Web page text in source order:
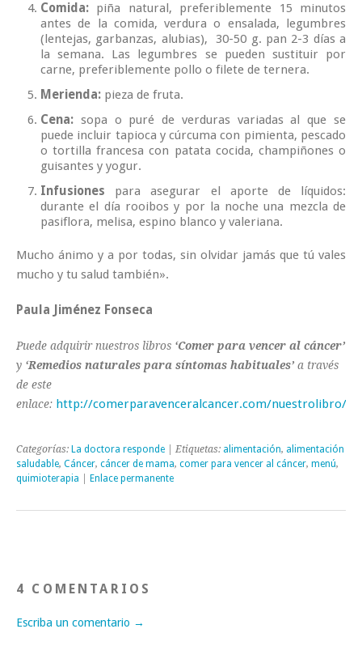
Comida: piña natural, preferiblemente 15 minutos
antes de la comida, verdura o ensalada, legumbres
(lentejas, garbanzas, alubias), 30-50 g. pan 2-3 días a
la semana. Las legumbres se pueden sustituir por
carne, preferiblemente pollo o filete de ternera.
Merienda: pieza de fruta.
Cena: sopa o puré de verduras variadas al que se
puede incluir tapioca y cúrcuma con pimienta, pescado
o tortilla francesa con patata cocida, champiñones o
guisantes y yogur.
Infusiones para asegurar el aporte de líquidos:
durante el día rooibos y por la noche una mezcla de
pasiflora, melisa, espino blanco y valeriana.
Mucho ánimo y a por todas, sin olvidar jamás que tú vales
mucho y tu salud también».
Paula Jiménez Fonseca
Puede adquirir nuestros libros ‘Comer para vencer al cáncer’
y ‘Remedios naturales para síntomas habituales’ a través
de este
enlace: http://comerparavenceralcancer.com/nuestrolibro/
Categorías: La doctora responde | Etiquetas: alimentación, alimentación
saludable, Cáncer, cáncer de mama, comer para vencer al cáncer, menú,
quimioterapia
Enlace permanente
4 COMENTARIOS
Escriba un comentario →